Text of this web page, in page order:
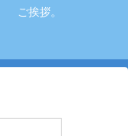
ご挨拶。